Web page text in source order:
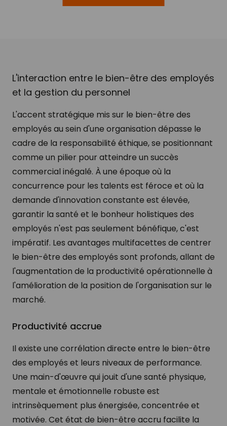
L'interaction entre le bien-être des employés
et la gestion du personnel
L'accent stratégique mis sur le bien-être des
employés au sein d'une organisation dépasse le
cadre de la responsabilité éthique, se positionnant
comme un pilier pour atteindre un succès
commercial inégalé. À une époque où la
concurrence pour les talents est féroce et où la
demande d'innovation constante est élevée,
garantir la santé et le bonheur holistiques des
employés n'est pas seulement bénéfique, c'est
impératif. Les avantages multifacettes de centrer
le bien-être des employés sont profonds, allant de
l'augmentation de la productivité opérationnelle à
l'amélioration de la position de l'organisation sur le
marché.
Productivité accrue
Il existe une corrélation directe entre le bien-être
des employés et leurs niveaux de performance.
Une main-d'œuvre qui jouit d'une santé physique,
mentale et émotionnelle robuste est
intrinsèquement plus énergisée, concentrée et
motivée. Cet état de bien-être accru facilite la